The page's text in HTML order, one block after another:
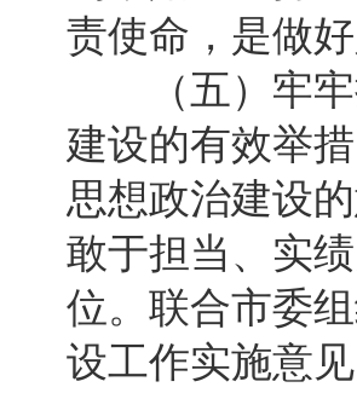
责使命，是做
（五）牢牢
建设的有效举
思想政治建设
敢于担当、实
位。联合市委
设工作实施意